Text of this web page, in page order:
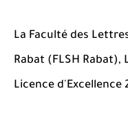
La Faculté des
Rabat (FLSH Rabat),
Licence d'Excellence